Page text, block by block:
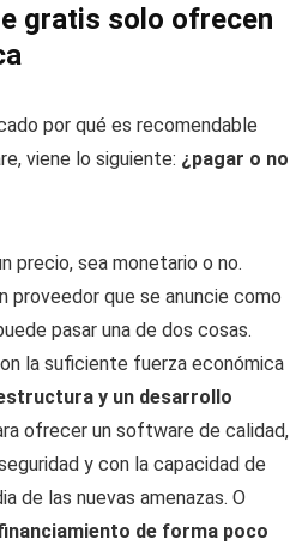
gratis solo ofrecen
por qué es recomendable
viene lo siguiente: ¿pagar o no
precio, sea monetario o no.
proveedor que se anuncie como
pasar una de dos cosas.
la suficiente fuerza económica
y un desarrollo
ofrecer un software de calidad,
y con la capacidad de
de las nuevas amenazas. O
de forma poco